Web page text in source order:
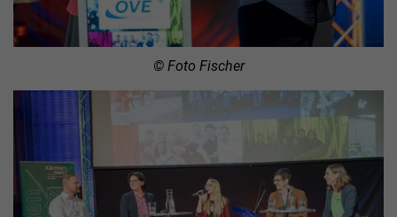
© Foto Fischer